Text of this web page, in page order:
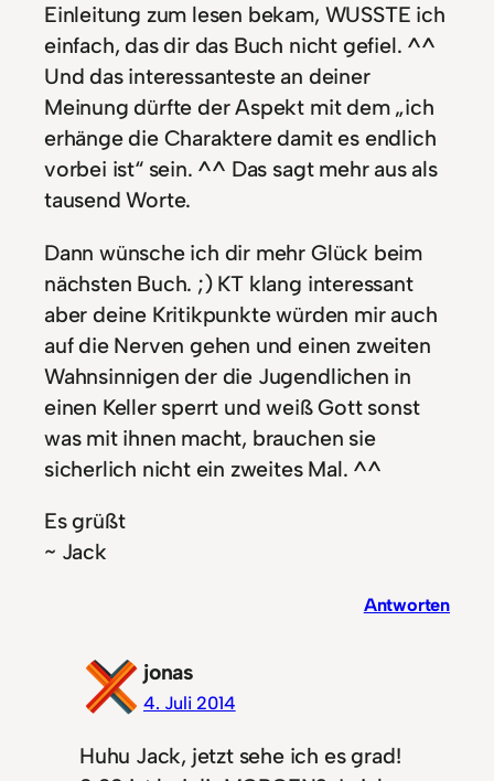
Einleitung zum lesen bekam, WUSSTE ich
einfach, das dir das Buch nicht gefiel. ^^
Und das interessanteste an deiner
Meinung dürfte der Aspekt mit dem „ich
erhänge die Charaktere damit es endlich
vorbei ist“ sein. ^^ Das sagt mehr aus als
tausend Worte.
Dann wünsche ich dir mehr Glück beim
nächsten Buch. ;) KT klang interessant
aber deine Kritikpunkte würden mir auch
auf die Nerven gehen und einen zweiten
Wahnsinnigen der die Jugendlichen in
einen Keller sperrt und weiß Gott sonst
was mit ihnen macht, brauchen sie
sicherlich nicht ein zweites Mal. ^^
Es grüßt
~ Jack
Antworten
jonas
4. Juli 2014
Huhu Jack, jetzt sehe ich es grad!